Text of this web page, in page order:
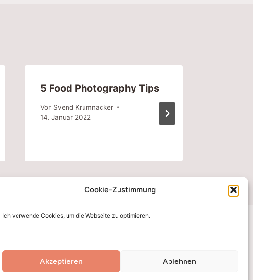
Cookie-Zustimmung
Ich verwende Cookies, um die Webseite zu optimieren.
Akzeptieren Ablehnen
5 Food Photography Tips
Von Svend Krumnacker
14. Januar 2022
- WordPress Theme von